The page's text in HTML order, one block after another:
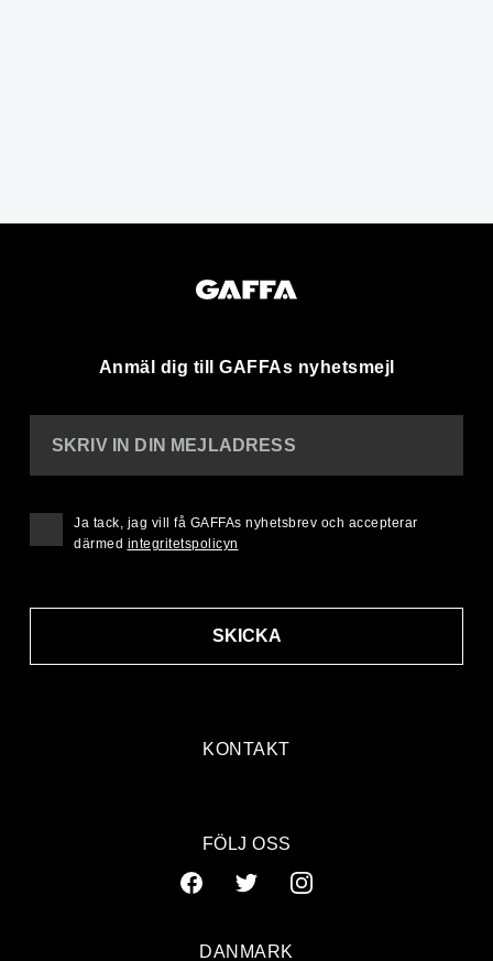
Anmäl dig till GAFFAs nyhetsmejl
KONTAKT
SKRIV IN DIN MEJLADRESS
SKICKA
Ja tack, jag vill få GAFFAs nyhetsbrev och accepterar
därmed integritetspolicyn
FÖLJ OSS
DANMARK